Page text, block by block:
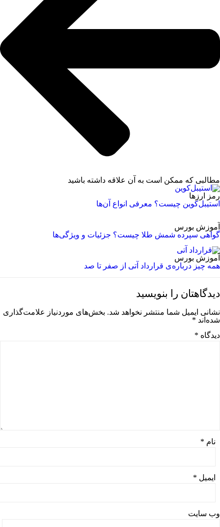
مطالبی که ممکن است به آن علاقه داشته باشید
رمز ارزها
استیبل‌کوین چیست؟ معرفی انواع ‌آن‌ها
آموزش بورس
گواهی سپرده شمش طلا چیست؟ جزئیات و ویژگی‌ها
آموزش بورس
همه چیز درباره‌ی قرارداد آتی از صفر تا صد
دیدگاهتان را بنویسید
نشانی ایمیل شما منتشر نخواهد شد. بخش‌های موردنیاز علامت‌گذاری
شده‌اند *
دیدگاه *
نام *
ایمیل *
وب‌ سایت